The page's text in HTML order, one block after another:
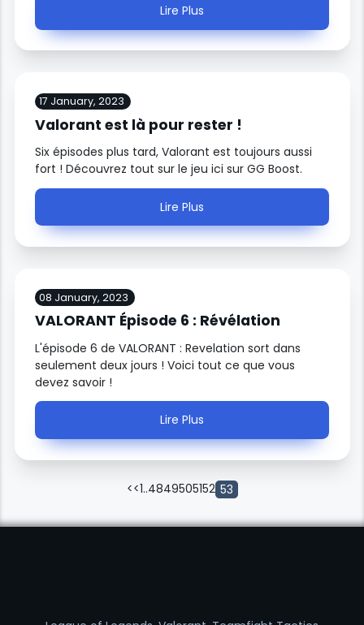
Lire Plus
17 January, 2023
Valorant est là pour rester !
Six épisodes plus tard, Valorant est toujours aussi
fort ! Découvrez tout sur le jeu ici sur GG Boost.
Lire Plus
08 January, 2023
VALORANT Épisode 6 : Révélation
L'épisode 6 de VALORANT : Revelation sort dans
seulement deux jours ! Voici tout ce que vous
devez savoir !
Lire Plus
<<1..4849505152 53